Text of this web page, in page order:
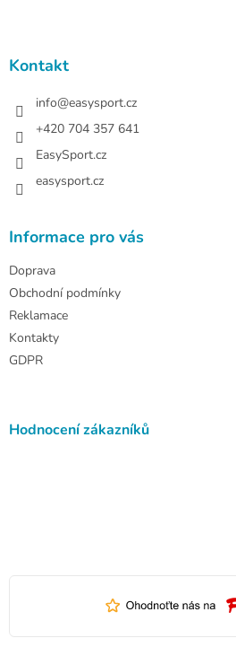
Kontakt
info@easysport.cz
+420 704 357 641
EasySport.cz
easysport.cz
Informace pro vás
Doprava
Obchodní podmínky
Reklamace
Kontakty
GDPR
Hodnocení zákazníků